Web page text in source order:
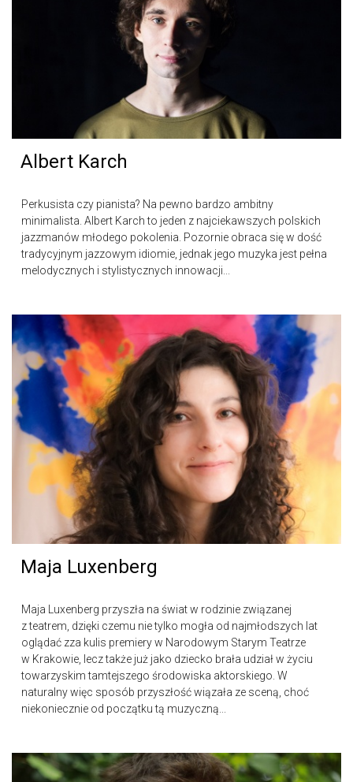
Albert Karch
Perkusista czy pianista? Na pewno bardzo ambitny
minimalista. Albert Karch to jeden z najciekawszych polskich
jazzmanów młodego pokolenia. Pozornie obraca się w dość
tradycyjnym jazzowym idiomie, jednak jego muzyka jest pełna
melodycznych i stylistycznych innowacji...
Maja Luxenberg
Maja Luxenberg przyszła na świat w rodzinie związanej
z teatrem, dzięki czemu nie tylko mogła od najmłodszych lat
oglądać zza kulis premiery w Narodowym Starym Teatrze
w Krakowie, lecz także już jako dziecko brała udział w życiu
towarzyskim tamtejszego środowiska aktorskiego. W
naturalny więc sposób przyszłość wiązała ze sceną, choć
niekoniecznie od początku tą muzyczną...